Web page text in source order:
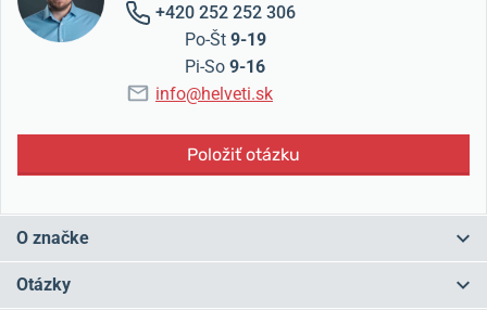
+420 252 252 306
Po-Št 9-19
Pi-So 9-16
info@helveti.sk
Položiť otázku
O značke
mechanické hodinky s vysoko umeleckým dizajnom. Zakladateľ
Otázky